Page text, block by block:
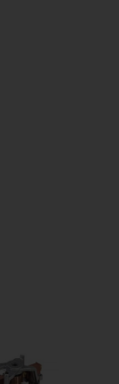
Henry 220702
vindt u
levering. Ontdek
vandaag